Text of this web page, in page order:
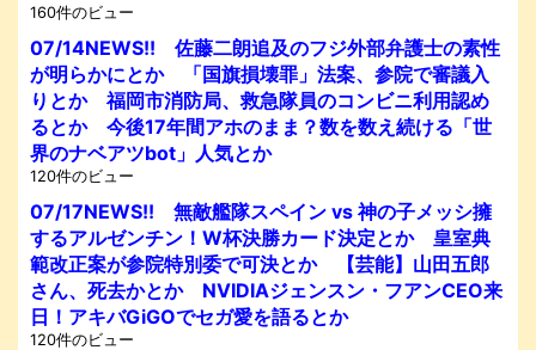
160件のビュー
07/14NEWS!! 佐藤二朗追及のフジ外部弁護士の素性
が明らかにとか 「国旗損壊罪」法案、参院で審議入
りとか 福岡市消防局、救急隊員のコンビニ利用認め
るとか 今後17年間アホのまま？数を数え続ける「世
界のナベアツbot」人気とか
120件のビュー
07/17NEWS!! 無敵艦隊スペイン vs 神の子メッシ擁
するアルゼンチン！W杯決勝カード決定とか 皇室典
範改正案が参院特別委で可決とか 【芸能】山田五郎
さん、死去かとか NVIDIAジェンスン・フアンCEO来
日！アキバGiGOでセガ愛を語るとか
120件のビュー